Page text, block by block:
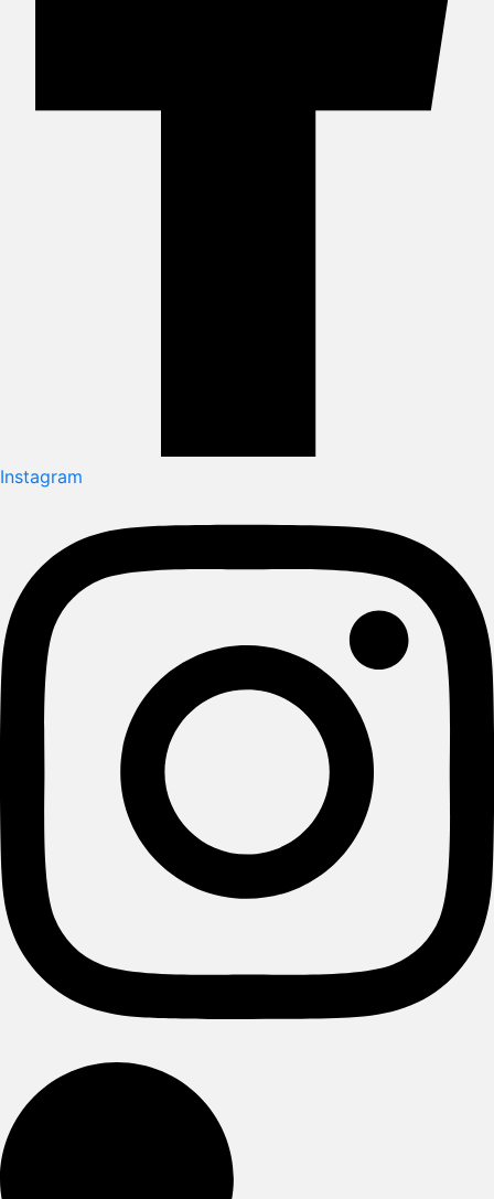
Instagram